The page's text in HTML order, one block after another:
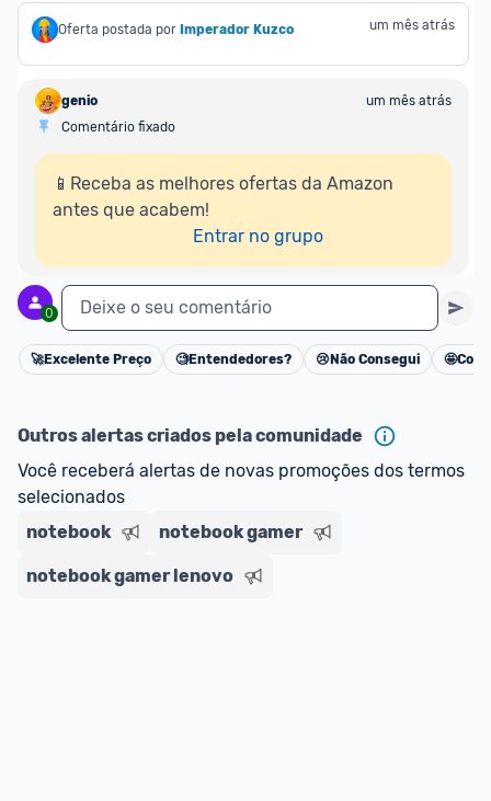
Oferta postada por Imperador Kuzco um mês atrás
genio
um mês atrás
Comentário fixado
📱Receba as melhores ofertas da Amazon
antes que acabem!
Entrar no grupo
0 Deixe o seu comentário
Cancelar
🚀Excelente Preço 🧐Entendedores? 😢 Não Consegui 🤩
Outros alertas criados pela comunidade
Você receberá alertas de novas promoções dos termos
selecionados
notebook
notebook gamer
notebook gamer lenovo